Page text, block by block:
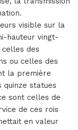
visible sur la
hauteur vingt-
des
ou celles des
la première
quinze statues
sont celles de
de ces rois
en valeur